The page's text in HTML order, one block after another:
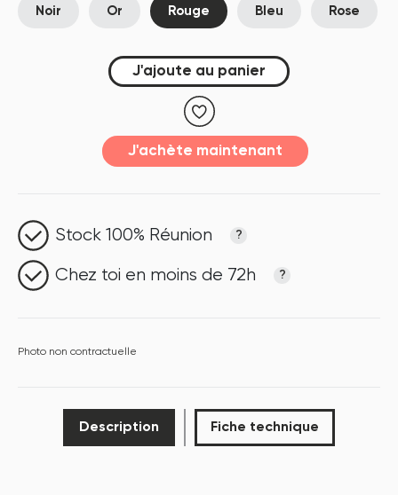
Noir Or Rouge Bleu Rose
J'ajoute au panier
J'achète maintenant
Stock 100% Réunion ?
Chez toi en moins de 72h ?
Photo non contractuelle
Description Fiche technique